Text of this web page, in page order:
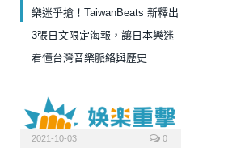
樂迷爭搶！TaiwanBeats 新釋出
3張日文限定海報，讓日本樂迷
看懂台灣音樂脈絡與歷史
2021-10-03 0